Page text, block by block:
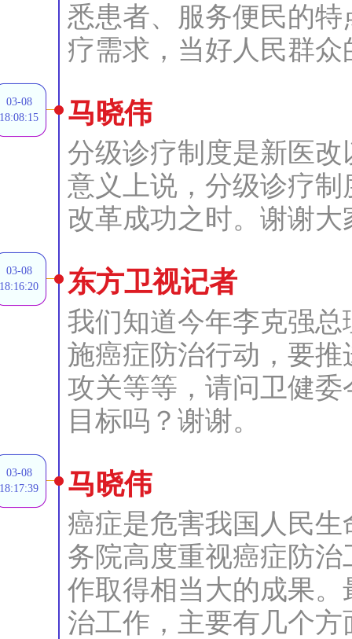
悉患者、服务便民的
疗需求，当好人民群众
03-08
18:08:15
马晓伟
分级诊疗制度是新医
意义上说，分级诊疗
改革成功之时。谢谢大
03-08
18:16:20
东方卫视记者
我们知道今年李克强
施癌症防治行动，要
攻关等等，请问卫健
目标吗？谢谢。
03-08
18:17:39
马晓伟
癌症是危害我国人民
务院高度重视癌症防
作取得相当大的成果
治工作，主要有几个